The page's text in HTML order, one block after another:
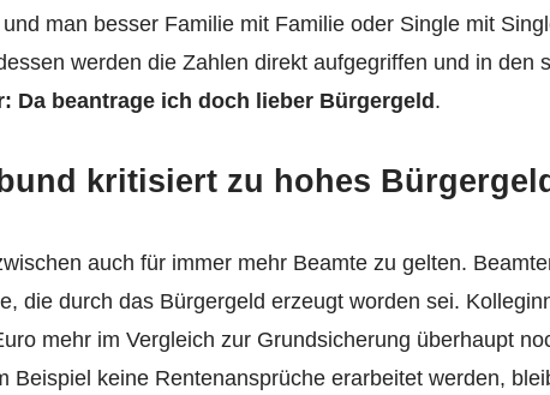
man besser Familie mit Familie oder Single mit
werden die Zahlen direkt aufgegriffen und in den
Da beantrage ich doch lieber Bürgergeld .
kritisiert zu hohes Bürgergeld
auch für immer mehr Beamte zu gelten.
die durch das Bürgergeld erzeugt worden sei.
mehr im Vergleich zur Grundsicherung überhaupt
Beispiel keine Rentenansprüche erarbeitet werden,